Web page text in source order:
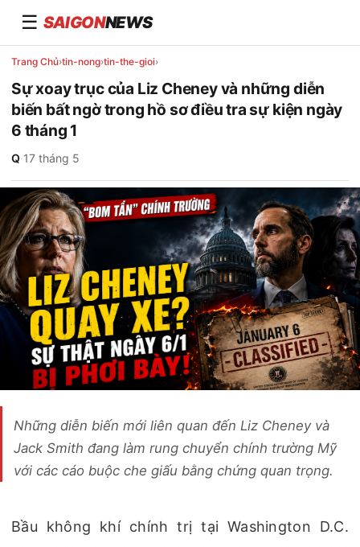
☰ SAIGONNEWS
Trang Chủ›tin-nong›tin-the-gioi›
Sự xoay trục của Liz Cheney và những diễn
biến bất ngờ trong hồ sơ điều tra sự kiện ngày
6 tháng 1
Q·17 tháng 5
Những diễn biến mới liên quan đến Liz Cheney và
Jack Smith đang làm rung chuyển chính trường Mỹ
với các cáo buộc che giấu bằng chứng quan trọng.
Bầu không khí chính trị tại Washington D.C.